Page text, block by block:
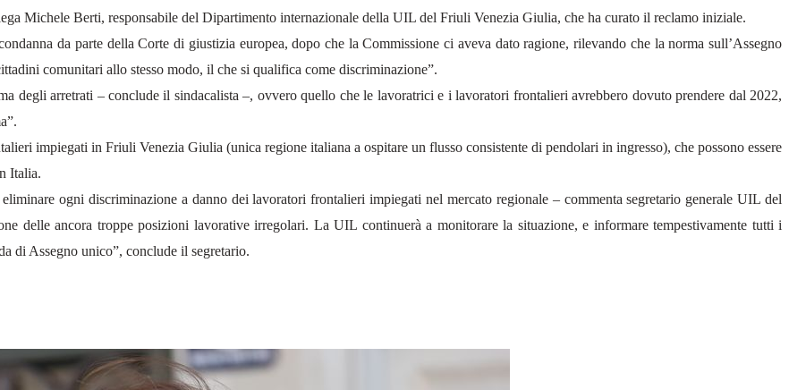
Michele Berti, responsabile del Dipartimento internazionale della UIL del Friuli Venezia Giulia, che ha curato il reclamo iniziale.
da parte della Corte di giustizia europea, dopo che la Commissione ci aveva dato ragione, rilevando che la norma sull’Assegno
comunitari allo stesso modo, il che si qualifica come discriminazione”.
degli arretrati – conclude il sindacalista –, ovvero quello che le lavoratrici e i lavoratori frontalieri avrebbero dovuto prendere dal 2022,
impiegati in Friuli Venezia Giulia (unica regione italiana a ospitare un flusso consistente di pendolari in ingresso), che possono essere
Italia.
ogni discriminazione a danno dei lavoratori frontalieri impiegati nel mercato regionale – commenta segretario generale UIL del
delle ancora troppe posizioni lavorative irregolari. La UIL continuerà a monitorare la situazione, e informare tempestivamente tutti i
di Assegno unico”, conclude il segretario.